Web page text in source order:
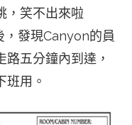
，笑不出來啦
發現Canyon的員
五分鐘內到達，
班用。